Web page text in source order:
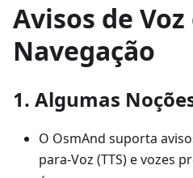
Avisos de Voz
Navegação
1. Algumas
O OsmAnd suporta
para-Voz (TTS) e vozes